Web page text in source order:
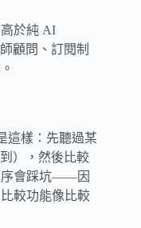
於純 AI
顧問、訂閱制
這樣：先聽過某
），然後比較
序會踩坑——因
較功能像比較